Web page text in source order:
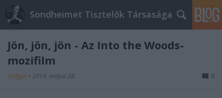
Sondheimet Tisztelők Társasága
Jön, jön, jön - Az Into the Woods-
mozifilm
Szilgyo • 2014. május 28. 0